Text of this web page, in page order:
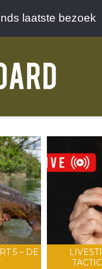
laatste bezoek
5 – DE